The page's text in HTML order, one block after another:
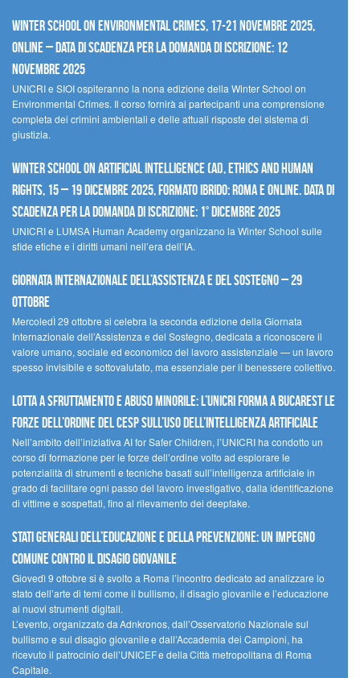
Winter School on Environmental Crimes, 17-21 novembre 2025,
Online – Data di scadenza per la domanda di iscrizione: 12
novembre 2025
UNICRI e SIOI ospiteranno la nona edizione della Winter School on
Environmental Crimes. Il corso fornirà ai partecipanti una comprensione
completa dei crimini ambientali e delle attuali risposte del sistema di
giustizia.
Winter School on Artificial Intelligence (AI), Ethics and Human
Rights, 15 – 19 dicembre 2025, Formato Ibrido: Roma e online. Data di
scadenza per la domanda di iscrizione: 1° dicembre 2025
UNICRI e LUMSA Human Academy organizzano la Winter School sulle
sfide etiche e i diritti umani nell’era dell’IA.
Giornata internazionale dell’assistenza e del sostegno – 29
ottobre
MercoledÌ 29 ottobre si celebra la seconda edizione della Giornata
Internazionale dell’Assistenza e del Sostegno, dedicata a riconoscere il
valore umano, sociale ed economico del lavoro assistenziale — un lavoro
spesso invisibile e sottovalutato, ma essenziale per il benessere collettivo.
Lotta a sfruttamento e abuso minorile: l’UNICRI forma a Bucarest le
forze dell’ordine del CESP sull’uso dell’Intelligenza Artificiale
Nell’ambito dell’iniziativa AI for Safer Children, l’UNICRI ha condotto un
corso di formazione per le forze dell’ordine volto ad esplorare le
potenzialità di strumenti e tecniche basati sull’intelligenza artificiale in
grado di facilitare ogni passo del lavoro investigativo, dalla identificazione
di vittime e sospettati, fino al rilevamento dei deepfake.
Stati Generali dell’Educazione e della Prevenzione: un impegno
comune contro il disagio giovanile
Giovedì 9 ottobre si è svolto a Roma l’incontro dedicato ad analizzare lo
stato dell’arte di temi come il bullismo, il disagio giovanile e l’educazione
ai nuovi strumenti digitali.
L’evento, organizzato da Adnkronos, dall’Osservatorio Nazionale sul
bullismo e sul disagio giovanile e dall’Accademia dei Campioni, ha
ricevuto il patrocinio dell’UNICEF e della Città metropolitana di Roma
Capitale.